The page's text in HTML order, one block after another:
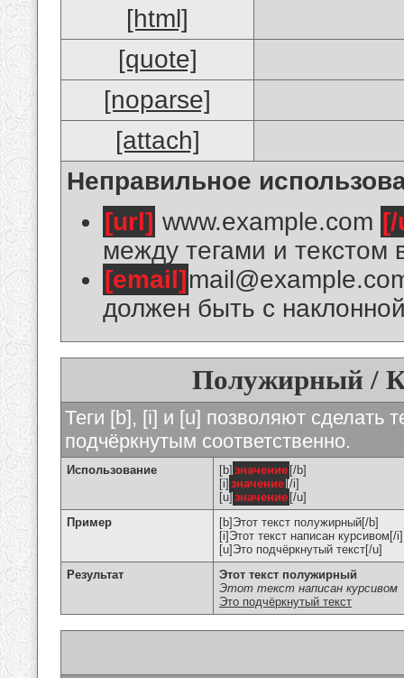
[html]
[quote]
[noparse]
[attach]
Неправильное
[url] www.example.com
между тегами и текстом
[email]
должен быть с
Полужирный /
Теги [b], [i] и [u] позволяют сделать
подчёркнутым соответственно.
Использование [b] значение [/b]
[i] значение [/i]
[u] значение [/u]
Пример
[b]Этот текст полужирный[/b]
[i]Этот текст написан курсивом[/i]
[u]Это подчёркнутый текст[/u]
Результат
Этот текст полужирный
Этот текст написан курсивом
Это подчёркнутый текст